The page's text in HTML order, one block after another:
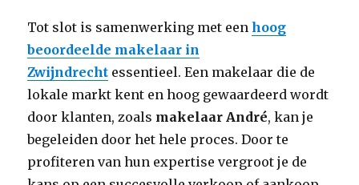
Tot slot is samenwerking met eenhoog
beoordeelde makelaar in
Zwijndrecht essentieel. Een makelaar die de
lokale markt kent en hoog gewaardeerd wordt
door klanten, zoals makelaar André, kan je
begeleiden door het hele proces. Door te
profiteren van hun expertise vergroot je de